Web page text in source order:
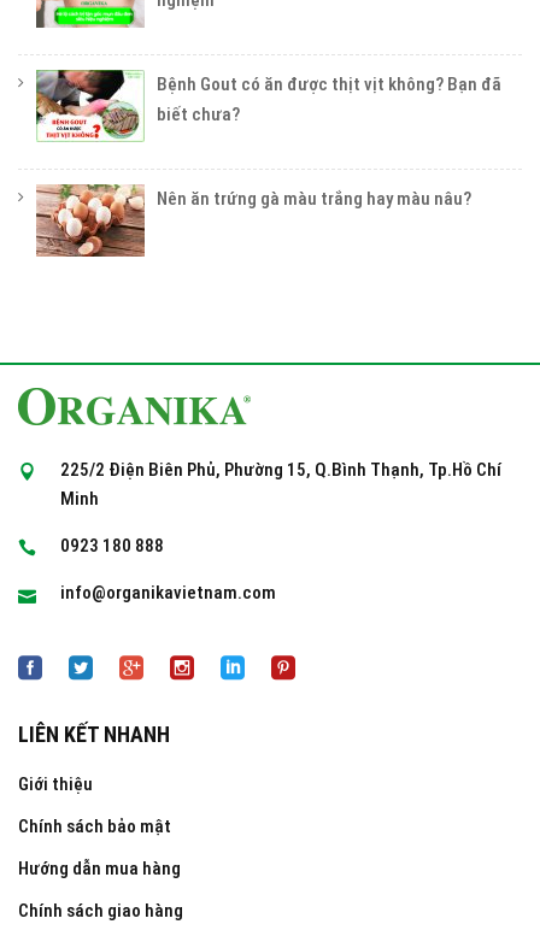
Bệnh Gout có ăn được thịt vịt không? Bạn đã
biết chưa?
Nên ăn trứng gà màu trắng hay màu nâu?
225/2 Điện Biên Phủ, Phường 15, Q.Bình Thạnh, Tp.Hồ Chí
Minh
0923 180 888
info@organikavietnam.com
LIÊN KẾT NHANH
Giới thiệu
Chính sách bảo mật
Hướng dẫn mua hàng
Chính sách giao hàng